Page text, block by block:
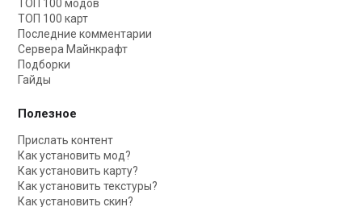
ТОП 100 модов
ТОП 100 карт
Последние комментарии
Сервера Майнкрафт
Подборки
Гайды
Полезное
Прислать контент
Как установить мод?
Как установить карту?
Как установить текстуры?
Как установить скин?